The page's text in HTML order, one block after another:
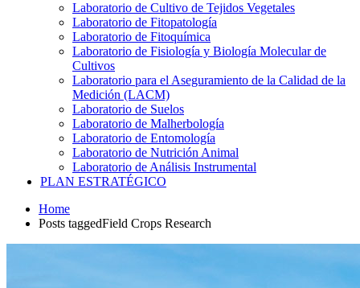
Laboratorio de Cultivo de Tejidos Vegetales
Laboratorio de Fitopatología
Laboratorio de Fitoquímica
Laboratorio de Fisiología y Biología Molecular de
Cultivos
Laboratorio para el Aseguramiento de la Calidad de la
Medición (LACM)
Laboratorio de Suelos
Laboratorio de Malherbología
Laboratorio de Entomología
Laboratorio de Nutrición Animal
Laboratorio de Análisis Instrumental
PLAN ESTRATÉGICO
Home
Posts taggedField Crops Research